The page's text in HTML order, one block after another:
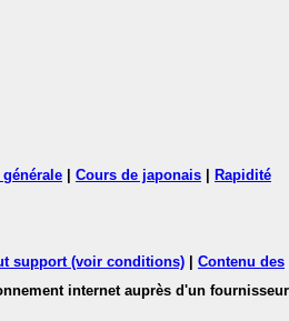
Cours de japonais
Rapidité
support (voir conditions)
Contenu des
internet auprès d'un fournisseur